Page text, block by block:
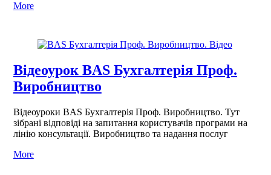
More
Відеоурок BAS Бухгалтерія Проф.
Виробництво
Відеоуроки BAS Бухгалтерія Проф. Виробництво. Тут
зібрані відповіді на запитання користувачів програми на
лінію консультації. Виробництво та надання послуг
More